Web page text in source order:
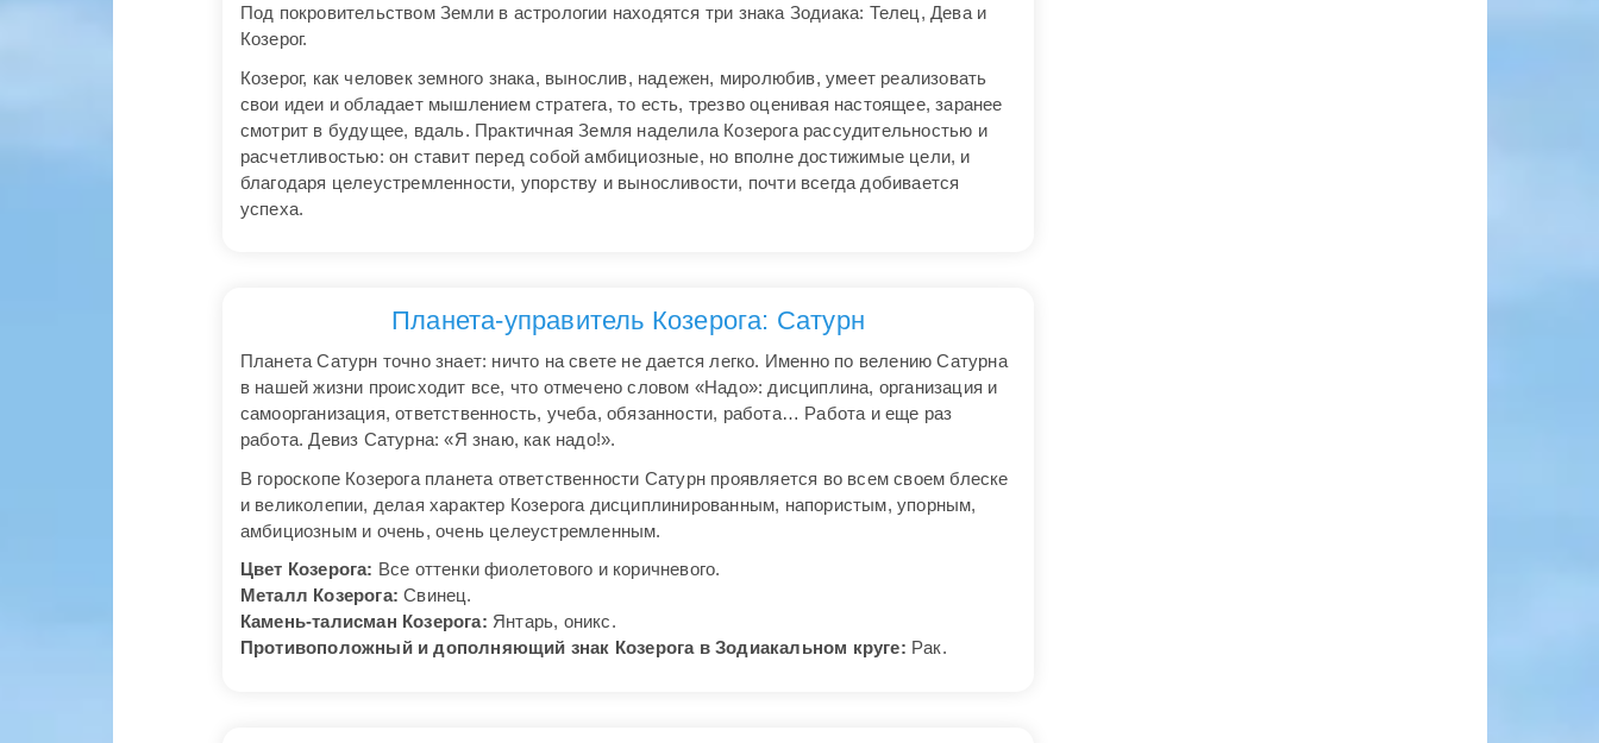
Под покровительством Земли в астрологии находятся три знака Зодиака: Телец, Дева и
Козерог.
Козерог, как человек земного знака, вынослив, надежен, миролюбив, умеет реализовать
свои идеи и обладает мышлением стратега, то есть, трезво оценивая настоящее, заранее
смотрит в будущее, вдаль. Практичная Земля наделила Козерога рассудительностью и
расчетливостью: он ставит перед собой амбициозные, но вполне достижимые цели, и
благодаря целеустремленности, упорству и выносливости, почти всегда добивается
успеха.
Планета-управитель Козерога: Сатурн
Планета Сатурн точно знает: ничто на свете не дается легко. Именно по велению Сатурна
в нашей жизни происходит все, что отмечено словом «Надо»: дисциплина, организация и
самоорганизация, ответственность, учеба, обязанности, работа… Работа и еще раз
работа. Девиз Сатурна: «Я знаю, как надо!».
В гороскопе Козерога планета ответственности Сатурн проявляется во всем своем блеске
и великолепии, делая характер Козерога дисциплинированным, напористым, упорным,
амбициозным и очень, очень целеустремленным.
Цвет Козерога: Все оттенки фиолетового и коричневого.
Металл Козерога: Свинец.
Камень-талисман Козерога: Янтарь, оникс.
Противоположный и дополняющий знак Козерога в Зодиакальном круге: Рак.